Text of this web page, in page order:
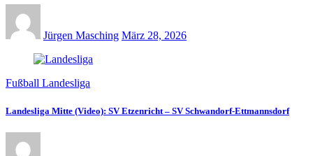
Jürgen Masching März 28, 2026
Fußball Landesliga
Landesliga Mitte (Video): SV Etzenricht – SV Schwandorf-Ettmannsdorf